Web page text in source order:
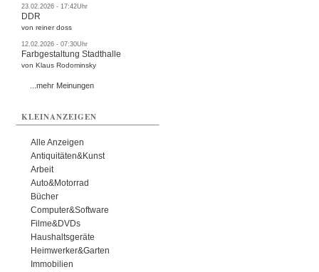
23.02.2026 - 17:42Uhr
DDR
von reiner doss
12.02.2026 - 07:30Uhr
Farbgestaltung Stadthalle
von Klaus Rodominsky
...mehr Meinungen
KLEINANZEIGEN
Alle Anzeigen
Antiquitäten&Kunst
Arbeit
Auto&Motorrad
Bücher
Computer&Software
Filme&DVDs
Haushaltsgeräte
Heimwerker&Garten
Immobilien